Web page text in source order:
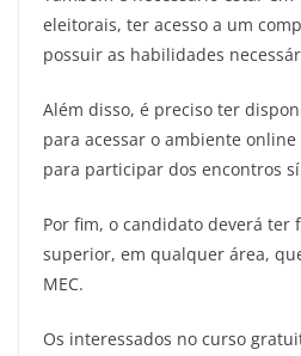
eleitorais, ter acesso a um
possuir as habilidades
Além disso, é preciso ter
para acessar o ambiente
para participar dos encontros
Por fim, o candidato deverá ter
superior, em qualquer área,
MEC.
Os interessados no curso